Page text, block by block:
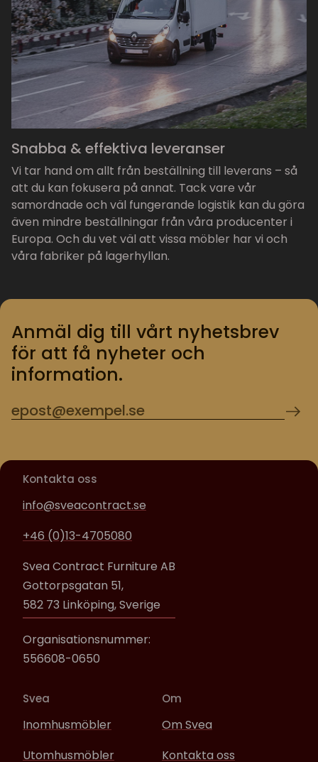
Snabba & effektiva leveranser
Vi tar hand om allt från beställning till leverans – så
att du kan fokusera på annat. Tack vare vår
samordnade och väl fungerande logistik kan du göra
även mindre beställningar från våra producenter i
Europa. Och du vet väl att vissa möbler har vi och
våra fabriker på lagerhyllan.
Anmäl dig till vårt nyhetsbrev
för att få nyheter och
information.
Kontakta oss
info@sveacontract.se
+46 (0)13-4705080
Svea Contract Furniture AB
Gottorpsgatan 51,
582 73 Linköping, Sverige
Organisationsnummer:
556608-0650
Svea
Inomhusmöbler
Utomhusmöbler
Om
Om Svea
Kontakta oss